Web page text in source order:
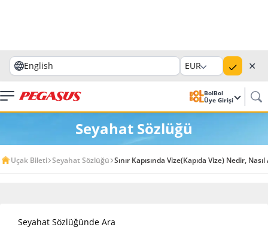
English EUR ✕
BolBol
Üye Girişi
Seyahat Sözlüğü
Uçak Bileti Seyahat Sözlüğü Sınır Kapısında Vize(Kapıda Vize) Nedir, Nasıl